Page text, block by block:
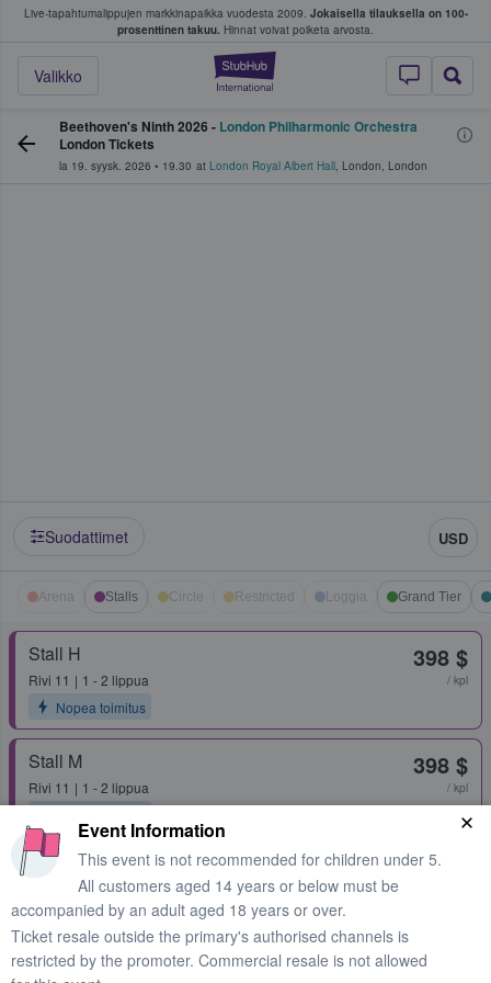
Live-tapahtumalippujen markkinapaikka vuodesta 2009. Jokaisella tilauksella on 100-
prosenttinen takuu. Hinnat voivat poiketa arvosta.
StubHub -
Valikko
fanit ostavat ja myyvät lippuja
Beethoven's Ninth 2026 - London Philharmonic Orchestra
London Tickets
la 19. syysk. 2026 • 19.30 at London Royal Albert Hall, London, London
Suodattimet USD
Arena Stalls Circle Restricted Loggia Grand Tier
Stall H
Rivi 11
1 - 2 lippua
Nopea toimitus
398 $
/ kpl
Stall M
Rivi 11
1 - 2 lippua
398 $
/ kpl
Second Tier Box 72
1 - 4 lippua
Nopea toimitus
421 $
Grand Tier Box 32
Event Information
This event is not recommended for children under 5.
All customers aged 14 years or below must be
accompanied by an adult aged 18 years or over.
Ticket resale outside the primary's authorised channels is
restricted by the promoter. Commercial resale is not allowed